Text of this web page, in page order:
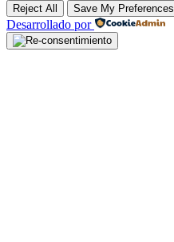
Reject All Save My Preferences
Desarrollado por